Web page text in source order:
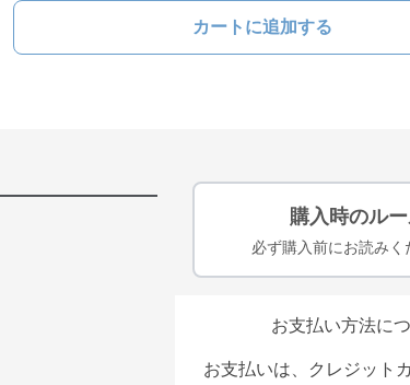
カートに追加する
購入時のル
必ず購入前にお読みく
お支払い方法に
お支払いは、クレジット